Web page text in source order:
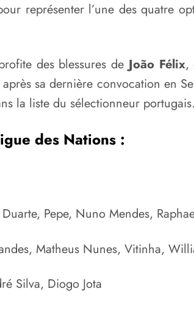
représenter l’une des quatre
des blessures de João Félix,
sa dernière convocation en
la liste du sélectionneur portugais.
des Nations :
Pepe, Nuno Mendes,
Matheus Nunes, Vitinha,
Silva, Diogo Jota